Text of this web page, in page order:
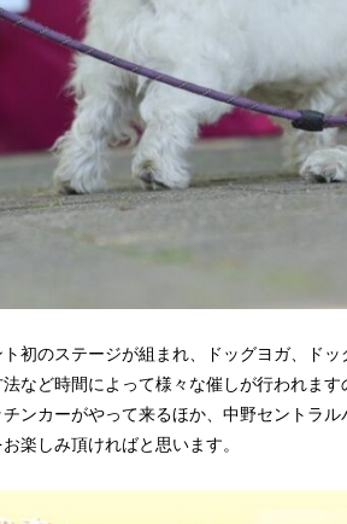
初のステージが組まれ、ドッグヨガ、ド
など時間によって様々な催しが行われます
ンカーがやって来るほか、中野セントラ
楽しみ頂ければと思います。